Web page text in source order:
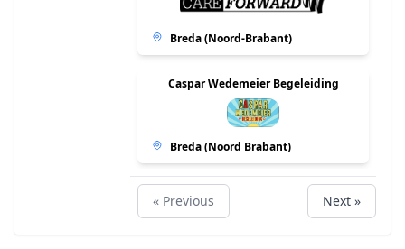
Breda (Noord-Brabant)
Caspar Wedemeier Begeleiding
Breda (Noord Brabant)
CBO Talent Development
« Previous Next »